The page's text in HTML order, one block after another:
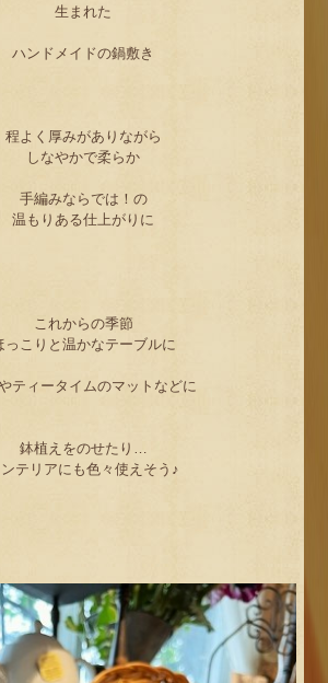
生まれた
ハンドメイドの鍋敷き
程よく厚みがありながら
しなやかで柔らか
手編みならでは！の
温もりある仕上がりに
これからの季節
っこりと温かなテーブルに
ティータイムのマットなどに
鉢植えをのせたり…
テリアにも色々使えそう♪